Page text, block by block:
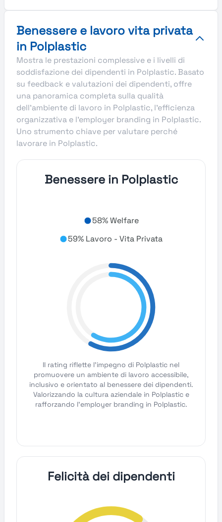
Benessere e lavoro vita privata
in Polplastic
Mostra le prestazioni complessive e i livelli di
soddisfazione dei dipendenti in Polplastic. Basato
su feedback e valutazioni dei dipendenti, offre
una panoramica completa sulla qualità
dell’ambiente di lavoro in Polplastic, l’efficienza
organizzativa e l’employer branding in Polplastic.
Uno strumento chiave per valutare perché
lavorare in Polplastic.
Benessere in Polplastic
58% Welfare
59% Lavoro - Vita Privata
Il rating riflette l'impegno di Polplastic nel
promuovere un ambiente di lavoro accessibile,
inclusivo e orientato al benessere dei dipendenti.
Valorizzando la cultura aziendale in Polplastic e
rafforzando l'employer branding in Polplastic.
Felicità dei dipendenti